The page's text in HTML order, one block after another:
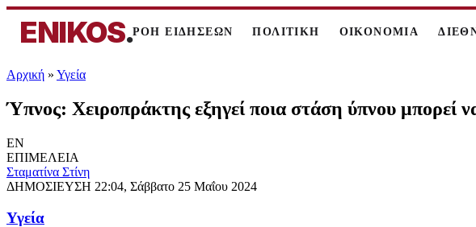
ENIKOS.ΡΟΗ ΕΙΔΗΣΕΩΝ ΠΟΛΙΤΙΚΗ ΟΙΚΟΝΟΜΙΑ
Αρχική » Υγεία
Ύπνος: Χειροπράκτης εξηγεί ποια στάση ύπνου μπορεί
EN
ΕΠΙΜΕΛΕΙΑ
Σταματίνα Στίνη
ΔΗΜΟΣΙΕΥΣΗ 22:04, Σάββατο 25 Μαΐου 2024
Υγεία